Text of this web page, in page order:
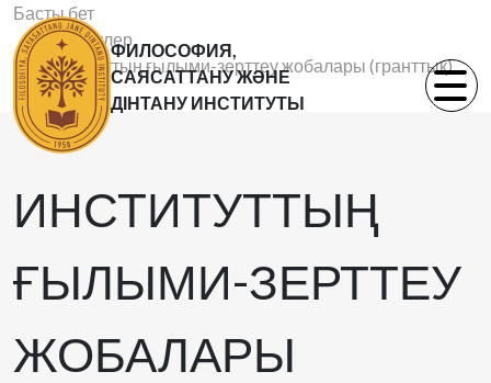
ФИЛОСОФИЯ,
САЯСАТТАНУ ЖӘНЕ
ДІНТАНУ ИНСТИТУТЫ
Басты бет
Зерттеулер
Институттың ғылыми-зерттеу жобалары (гранттық)
ИНСТИТУТТЫҢ
ҒЫЛЫМИ-ЗЕРТТЕУ
ЖОБАЛАРЫ